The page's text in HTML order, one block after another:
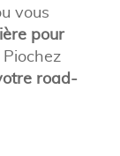
vous
pour
Piochez
road-